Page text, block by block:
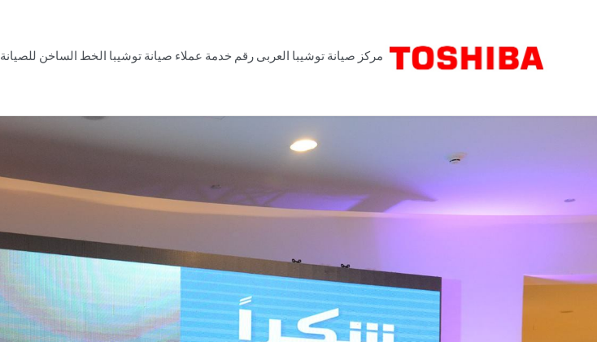
Skipمركز صيانة توشيبا العربى رقم خدمة عملاء صيانة توشيبا الخط الساخن للصيانة